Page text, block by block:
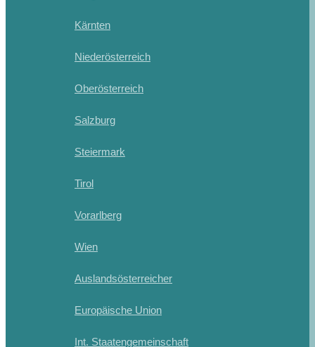
Kärnten
Niederösterreich
Oberösterreich
Salzburg
Steiermark
Tirol
Vorarlberg
Wien
Auslandsösterreicher
Europäische Union
Int. Staatengemeinschaft